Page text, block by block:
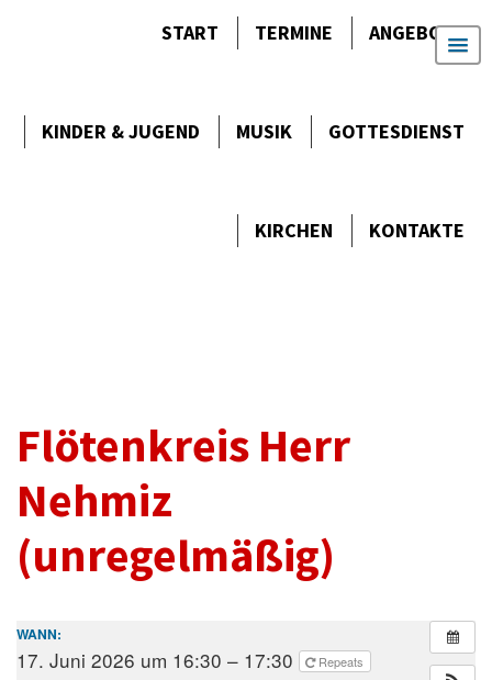
START TERMINE ANGEBOTE
KINDER & JUGEND MUSIK GOTTES­DIENST
KIRCHEN KONTAKTE
Flötenkreis Herr
Nehmiz
(unregelmäßig)
WANN:
17. Juni 2026 um 16:30 – 17:30 Repeats